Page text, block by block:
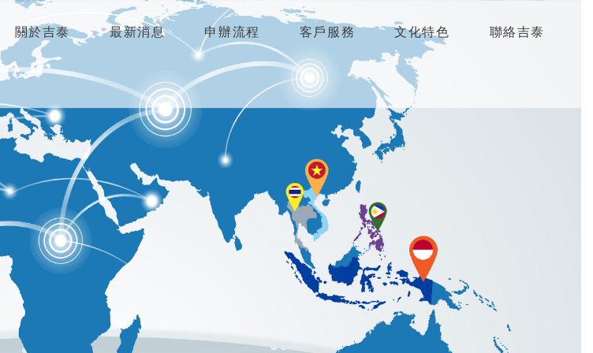
關於吉泰 最新消息 申辦流程 客戶服務 文化特色 聯絡吉泰